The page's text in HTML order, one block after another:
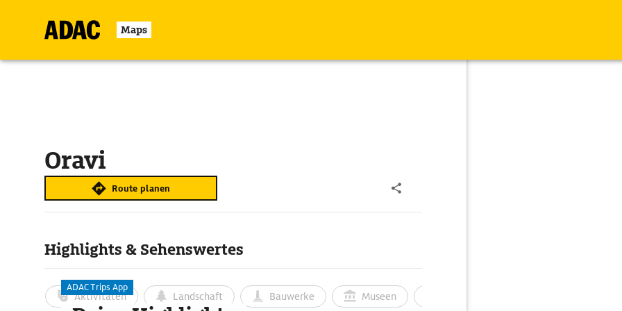
Maps
Oravi
Route planen
Highlights & Sehenswertes
Aktivitäten Landschaft Bauwerke Museen
ADAC Trips App